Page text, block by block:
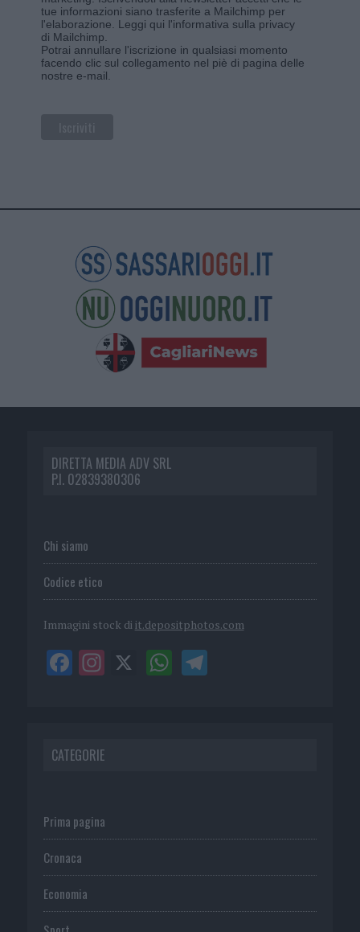
tue informazioni siano trasferite a Mailchimp per
l'elaborazione. Leggi qui l'informativa sulla privacy
di Mailchimp
Potrai annullare l'iscrizione in qualsiasi momento
facendo clic sul collegamento nel piè di pagina delle
nostre e-mail.
DIRETTA MEDIA ADV SRL
P.I. 02839380306
Chi siamo
Codice etico
Immagini stock di it.depositphotos.com
CATEGORIE
Prima pagina
Cronaca
Economia